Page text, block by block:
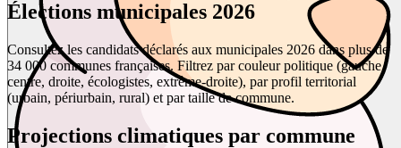
Élections municipales 2026
Consultez les candidats déclarés aux municipales 2026 dans plus de
34 000 communes françaises. Filtrez par couleur politique (gauche,
centre, droite, écologistes, extrême-droite), par profil territorial
(urbain, périurbain, rural) et par taille de commune.
Projections climatiques par commune